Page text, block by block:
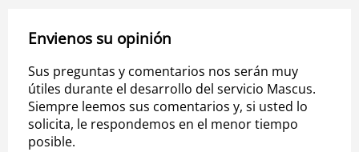
Envienos su opinión
Sus preguntas y comentarios nos serán muy
útiles durante el desarrollo del servicio Mascus.
Siempre leemos sus comentarios y, si usted lo
solicita, le respondemos en el menor tiempo
posible.